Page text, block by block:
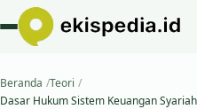
Beranda Teori
Dasar Hukum Sistem Keuangan